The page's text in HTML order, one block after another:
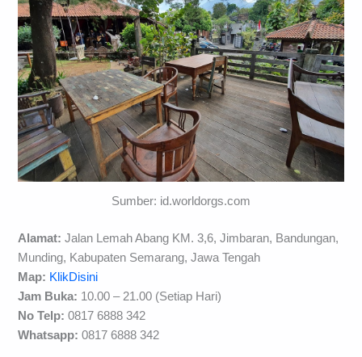
Sumber: id.worldorgs.com
Alamat: Jalan Lemah Abang KM. 3,6, Jimbaran, Bandungan,
Munding, Kabupaten Semarang, Jawa Tengah
Map: KlikDisini
Jam Buka: 10.00 – 21.00 (Setiap Hari)
No Telp: 0817 6888 342
Whatsapp: 0817 6888 342